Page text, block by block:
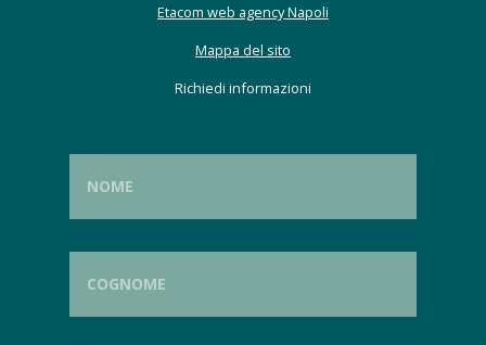
Etacom web agency Napoli
Mappa del sito
Richiedi informazioni